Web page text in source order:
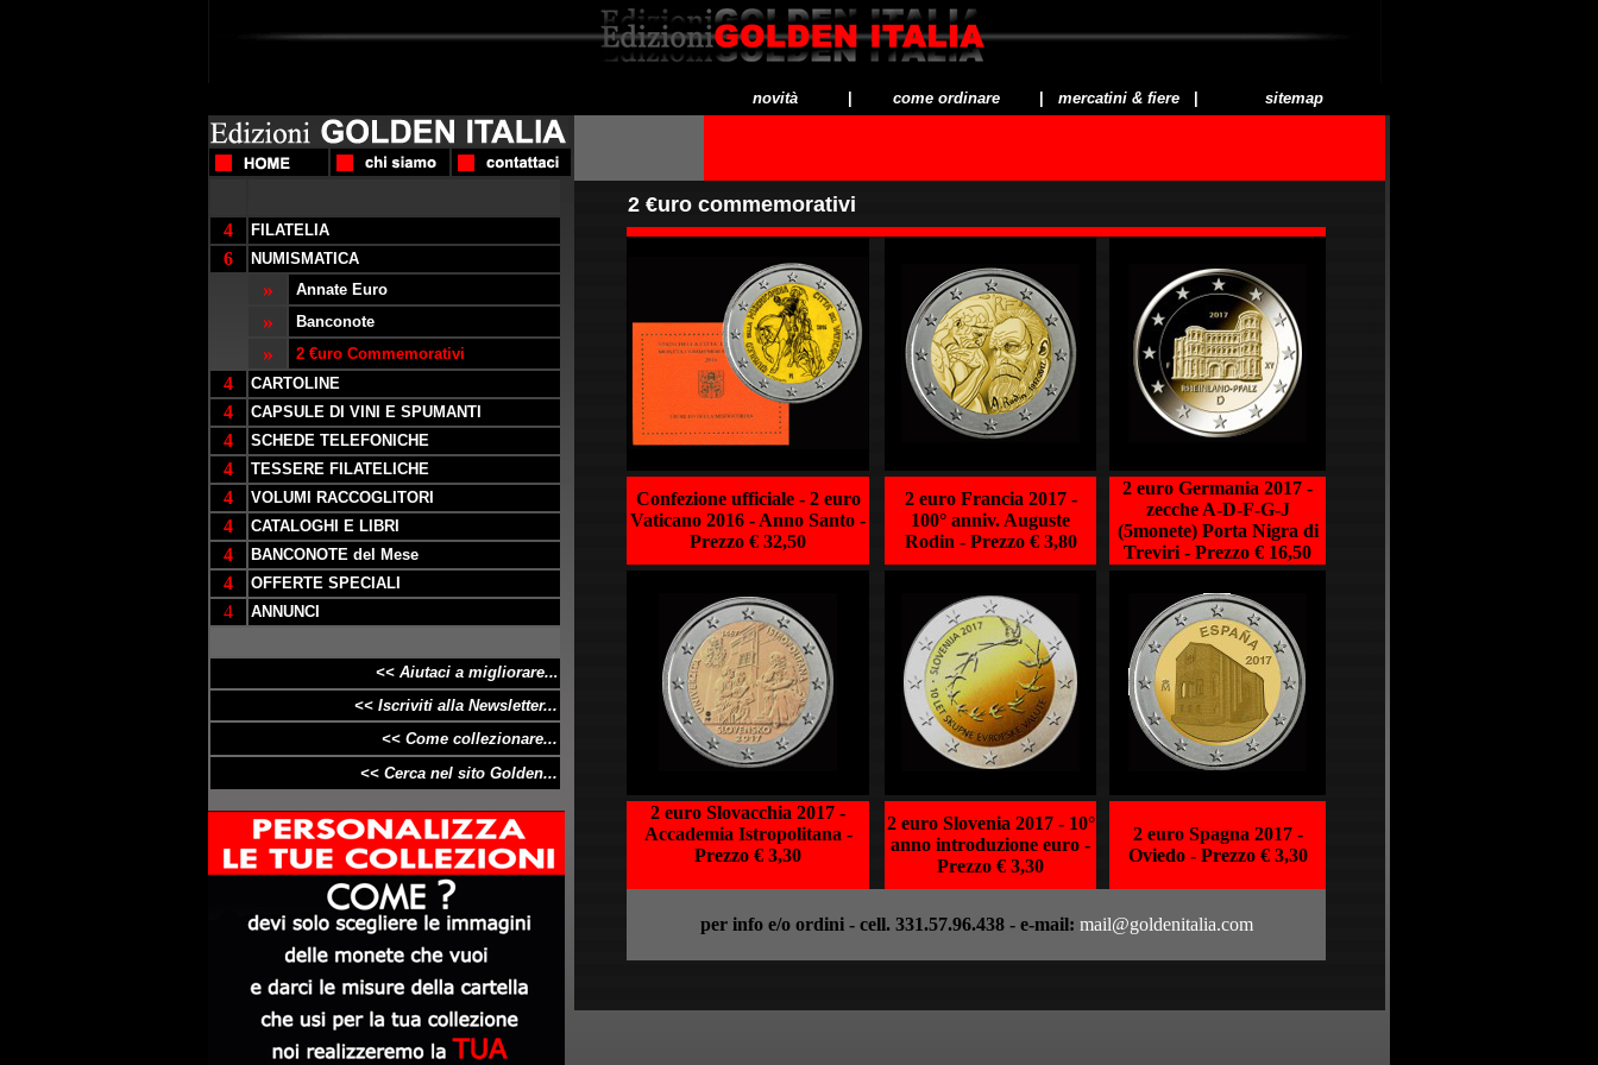
novità come ordinare mercatini & fiere sitemap
4 FILATELIA
6 NUMISMATICA
» Annate Euro
» Banconote
» 2 €uro Commemorativi
4 CARTOLINE
4 CAPSULE DI VINI E SPUMANTI
4 SCHEDE TELEFONICHE
4 TESSERE FILATELICHE
4 VOLUMI RACCOGLITORI
4 CATALOGHI E LIBRI
4 BANCONOTE del Mese
4 OFFERTE SPECIALI
4 ANNUNCI
<< Aiutaci a migliorare...
<< Iscriviti alla Newsletter...
<< Come collezionare...
<< Cerca nel sito Golden...
2 €uro commemorativi
Confezione ufficiale - 2 euro
Vaticano 2016 - Anno Santo -
Prezzo € 32,50
2 euro Francia 2017 -
100° anniv. Auguste
Rodin - Prezzo € 3,80
2 euro Germania 2017 -
zecche A-D-F-G-J
(5monete) Porta Nigra di
Treviri - Prezzo € 16,50
2 euro Slovacchia 2017 -
Accademia Istropolitana -
Prezzo € 3,30
2 euro Slovenia 2017 - 10°
anno introduzione euro -
Prezzo € 3,30
2 euro Spagna 2017 -
Oviedo - Prezzo € 3,30
per info e/o ordini - cell. 331.57.96.438 - e-mail: mail@goldenitalia.com